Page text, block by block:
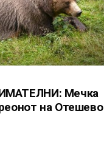
Мечка
на Отешево